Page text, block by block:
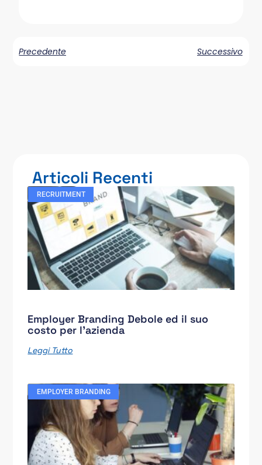
Precedente Successivo
Articoli Recenti
RECRUITMENT
Employer Branding Debole ed il suo
costo per l’azienda
Leggi Tutto
EMPLOYER BRANDING